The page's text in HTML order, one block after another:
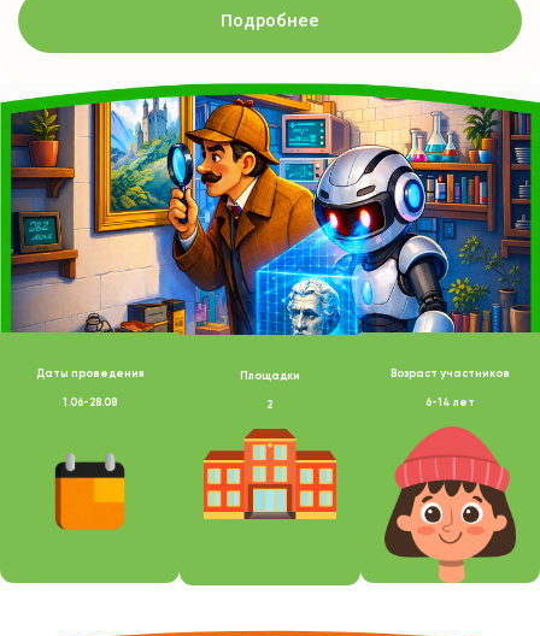
Подробнее
Даты проведения
1.06-28.08
Площадки
2
Возраст участников
6-14 лет